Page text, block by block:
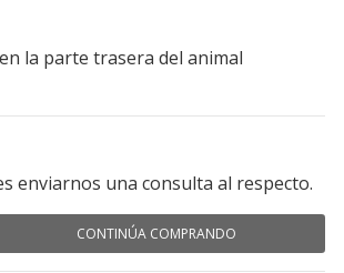
la parte trasera del animal
enviarnos una consulta al respecto.
CONTINÚA COMPRANDO